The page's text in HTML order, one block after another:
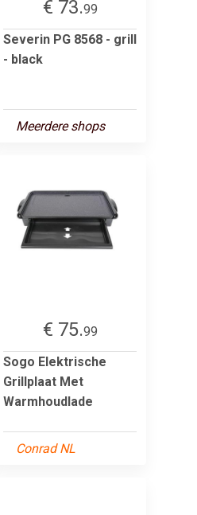
€ 73.99
Severin PG 8568 - grill
- black
Meerdere shops
€ 75.99
Sogo Elektrische
Grillplaat Met
Warmhoudlade
Conrad NL